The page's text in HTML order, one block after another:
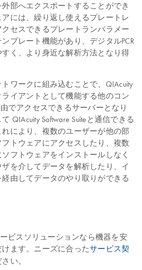
部へエクスポートすることができ
には、繰り返し使えるプレートレ
セスできるプレートランパラメー
プレート機能があり、デジタルPCR
く、より身近な解析方法となり得
ワークに組み込むことで、QIAcuity
イアントとして機能する他のコン
でアクセスできるサーバーとなり
QIAcuity Software Suiteと通信できる
により、複数のユーザーが他の部
トウェアにアクセスしたり、複数
フトウェアをインストールしなく
を介してデータを解析したり、イ
由してデータのやり取りができる
ビスソリューションなら機器を安
ます。ニーズに合ったサービス契
い。